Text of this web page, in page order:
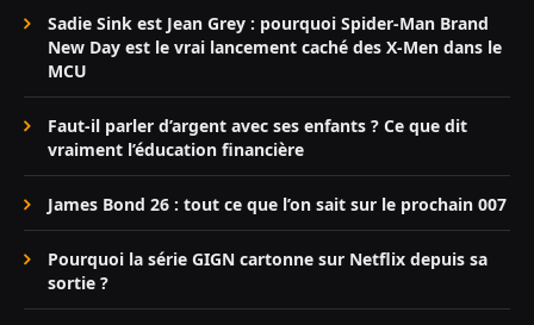
Sadie Sink est Jean Grey : pourquoi Spider-Man Brand
New Day est le vrai lancement caché des X-Men dans le
MCU
Faut-il parler d’argent avec ses enfants ? Ce que dit
vraiment l’éducation financière
James Bond 26 : tout ce que l’on sait sur le prochain 007
Pourquoi la série GIGN cartonne sur Netflix depuis sa
sortie ?